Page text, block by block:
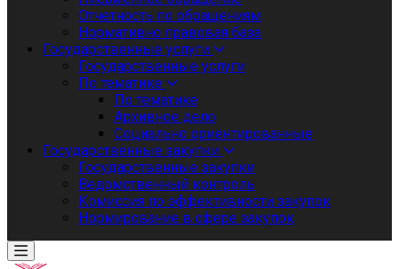
Отчетность по обращениям
Нормативно правовая база
Государственные услуги
Государственные услуги
По тематике
По тематике
Архивное дело
Социально ориентированные
Государственные закупки
Государственные закупки
Ведомственный контроль
Комиссия по эффективности закупок
Нормирование в сфере закупок